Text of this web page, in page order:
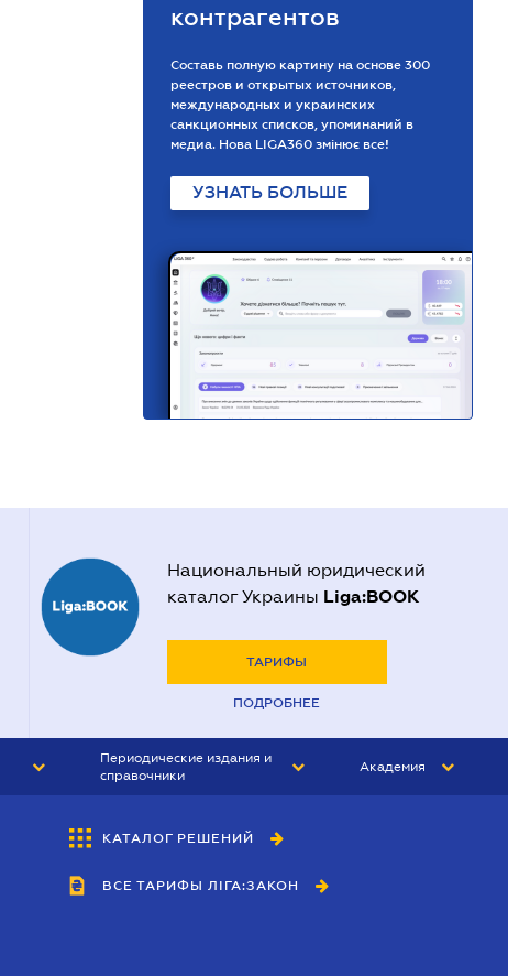
контрагентов
Составь полную картину на основе 300
реестров и открытых источников,
международных и украинских
санкционных списков, упоминаний в
медиа. Нова LIGA360 змінює все!
УЗНАТЬ БОЛЬШЕ
Национальный юридический
каталог Украины Liga:BOOK
ТАРИФЫ
ПОДРОБНЕЕ
Периодические издания и
справочники
БУХГАЛТЕР&ЗАКОН
ВЕСТНИК МСФО
Академия
КАТАЛОГ РЕШЕНИЙ
ВСЕ ТАРИФЫ ЛІГА:ЗАКОН